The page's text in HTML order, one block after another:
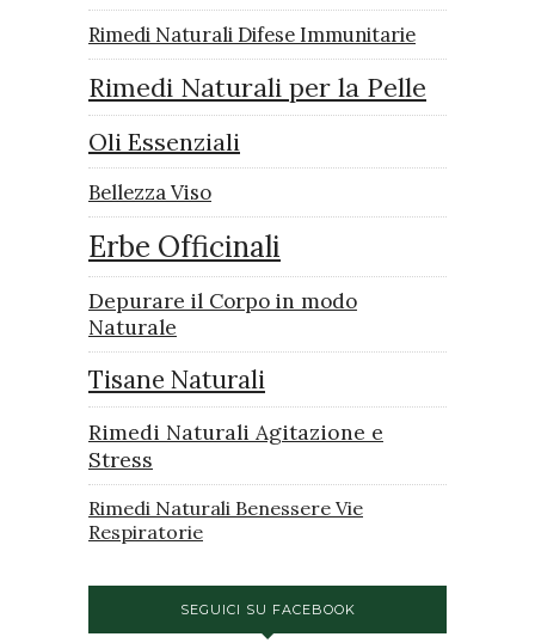
Rimedi Naturali Difese Immunitarie
Rimedi Naturali per la Pelle
Oli Essenziali
Bellezza Viso
Erbe Officinali
Depurare il Corpo in modo
Naturale
Tisane Naturali
Rimedi Naturali Agitazione e
Stress
Rimedi Naturali Benessere Vie
Respiratorie
SEGUICI SU FACEBOOK